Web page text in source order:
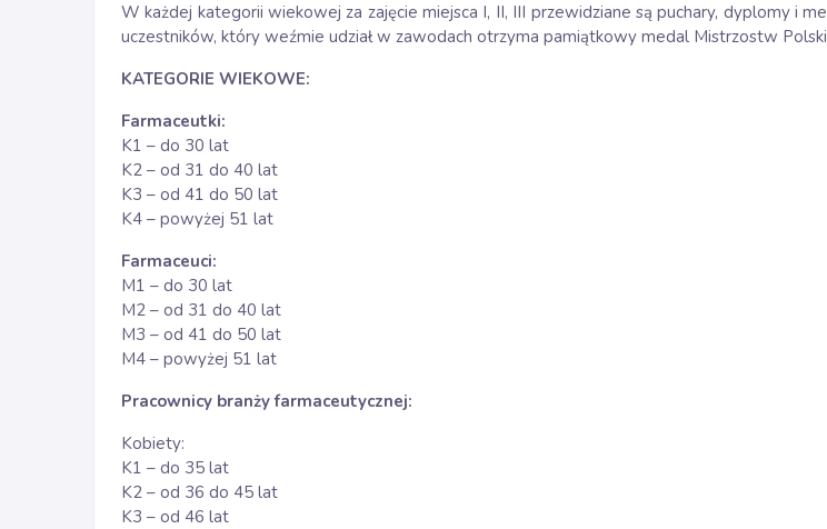
W każdej kategorii wiekowej za zajęcie miejsca I, II, III przewidziane są puchary, dyplomy i
uczestników, który weźmie udział w zawodach otrzyma pamiątkowy medal Mistrzostw Polski
KATEGORIE WIEKOWE:
Farmaceutki:
K1 – do 30 lat
K2 – od 31 do 40 lat
K3 – od 41 do 50 lat
K4 – powyżej 51 lat
Farmaceuci:
M1 – do 30 lat
M2 – od 31 do 40 lat
M3 – od 41 do 50 lat
M4 – powyżej 51 lat
Pracownicy branży farmaceutycznej:
Kobiety:
K1 – do 35 lat
K2 – od 36 do 45 lat
K3 – od 46 lat